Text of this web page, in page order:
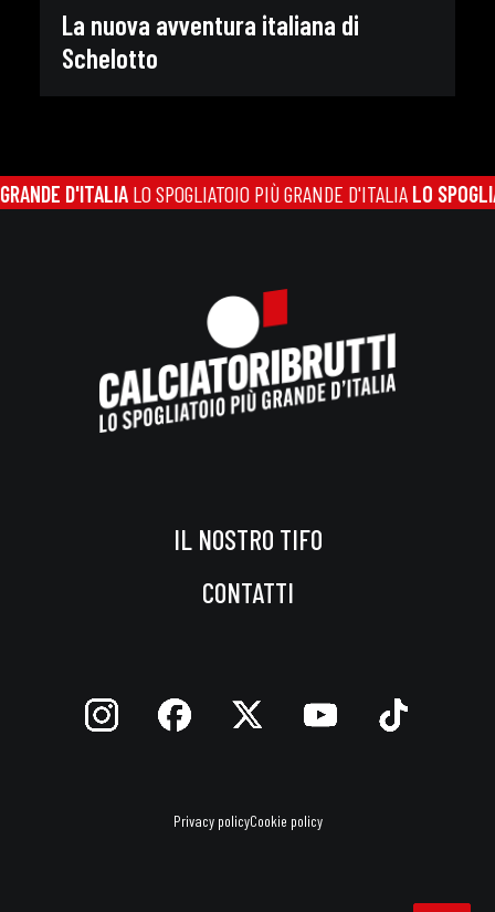
La nuova avventura italiana di
Schelotto
D'ITALIALO SPOGLIATOIO PIÙ GRANDE D'ITALIALO
IL NOSTRO TIFO
CONTATTI
Privacy policyCookie policy